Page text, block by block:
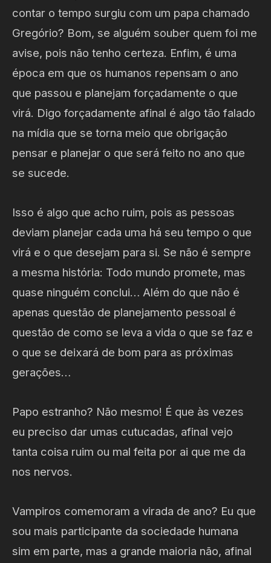
contar o tempo surgiu com um papa chamado
Gregório? Bom, se alguém souber quem foi me
avise, pois não tenho certeza. Enfim, é uma
época em que os humanos repensam o ano
que passou e planejam forçadamente o que
virá. Digo forçadamente afinal é algo tão falado
na mídia que se torna meio que obrigação
pensar e planejar o que será feito no ano que
se sucede.
Isso é algo que acho ruim, pois as pessoas
deviam planejar cada uma há seu tempo o que
virá e o que desejam para si. Se não é sempre
a mesma história: Todo mundo promete, mas
quase ninguém conclui… Além do que não é
apenas questão de planejamento pessoal é
questão de como se leva a vida o que se faz e
o que se deixará de bom para as próximas
gerações…
Papo estranho? Não mesmo! É que às vezes
eu preciso dar umas cutucadas, afinal vejo
tanta coisa ruim ou mal feita por ai que me da
nos nervos.
Vampiros comemoram a virada de ano? Eu que
sou mais participante da sociedade humana
sim em parte, mas a grande maioria não, afinal